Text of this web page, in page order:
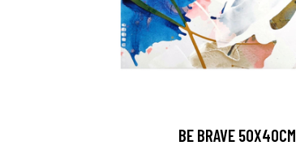
BE BRAVE 50X40CM